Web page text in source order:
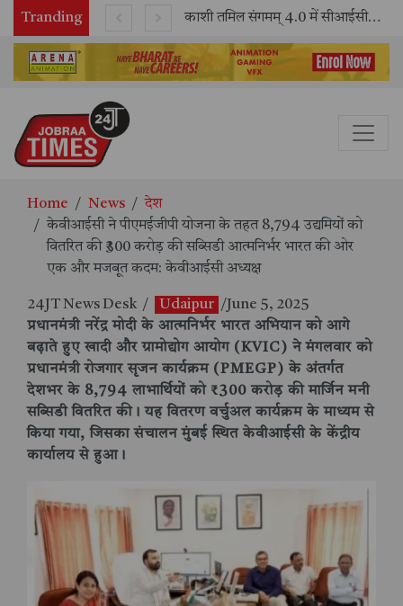
Tranding काशी तमिल संगमम् 4.0 में सीआईसीटी का स्टॉल बना तमिल भाषा और संस्कृति का केंद्र, ‘तमिल करकलाम’ से सीखना हुआ सरल
Home News
देश
केवीआईसी ने पीएमईजीपी योजना के तहत 8,794 उद्यमियों को
वितरित की ₹300 करोड़ की सब्सिडी आत्मनिर्भर भारत की ओर
एक और मजबूत कदम: केवीआईसी अध्यक्ष
24JT News Desk / Udaipur /June 5, 2025
प्रधानमंत्री नरेंद्र मोदी के आत्मनिर्भर भारत अभियान को आगे
बढ़ाते हुए खादी और ग्रामोद्योग आयोग (KVIC) ने मंगलवार को
प्रधानमंत्री रोजगार सृजन कार्यक्रम (PMEGP) के अंतर्गत
देशभर के 8,794 लाभार्थियों को ₹300 करोड़ की मार्जिन मनी
सब्सिडी वितरित की। यह वितरण वर्चुअल कार्यक्रम के माध्यम से
किया गया, जिसका संचालन मुंबई स्थित केवीआईसी के केंद्रीय
कार्यालय से हुआ।